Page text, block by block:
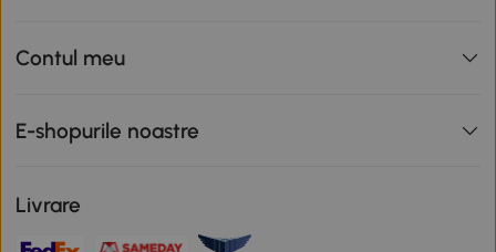
Contul meu
E-shopurile noastre
Livrare